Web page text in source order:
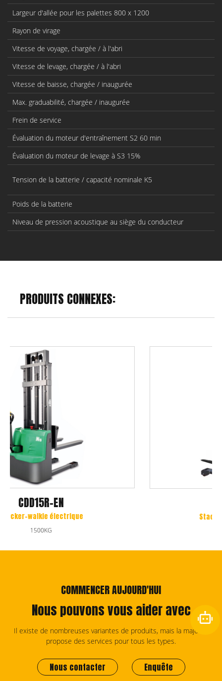
Largeur d'allée pour les palettes 800 x 1200
Rayon de virage
Vitesse de voyage, chargée / à l'abri
Vitesse de levage, chargée / à l'abri
Vitesse de baisse, chargée / inaugurée
Max. graduabilité, chargée / inaugurée
Frein de service
Évaluation du moteur d'entraînement S2 60 min
Évaluation du moteur de levage à S3 15%
Tension de la batterie / capacité nominale K5
Poids de la batterie
Niveau de pression acoustique au siège du conducteur
PRODUITS CONNEXES:
COMMENCER AUJOURD'HUI
Nous pouvons vous aider avec
Il existe de nombreuses variantes de produits, mais la majorité
propose des services pour tous les types.
Nous contacter Enquête